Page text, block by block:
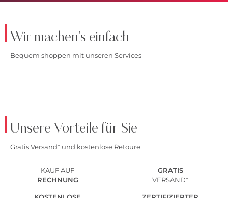
Wir machen's einfach
Bequem shoppen mit unseren Services
Unsere Vorteile für Sie
Gratis Versand* und kostenlose Retoure
KAUF AUF
RECHNUNG
GRATIS
VERSAND*